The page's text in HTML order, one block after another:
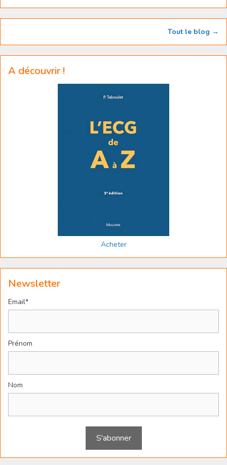
Tout le blog →
A découvrir !
Acheter
Newsletter
Email*
Prénom
Nom